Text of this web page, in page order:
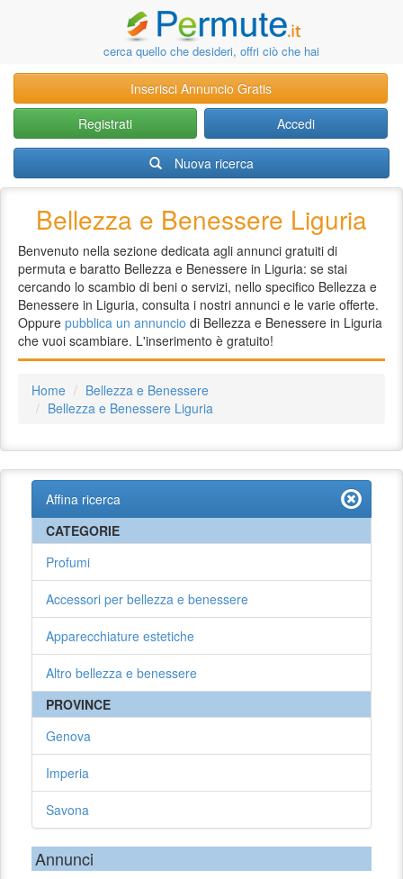
cerca quello che desideri, offri ciò che hai
Inserisci Annuncio Gratis
Registrati
Accedi
Nuova ricerca
Bellezza e Benessere Liguria
Benvenuto nella sezione dedicata agli annunci gratuiti di
permuta e baratto Bellezza e Benessere in Liguria: se stai
cercando lo scambio di beni o servizi, nello specifico Bellezza e
Benessere in Liguria, consulta i nostri annunci e le varie offerte.
Oppure pubblica un annuncio di Bellezza e Benessere in Liguria
che vuoi scambiare. L'inserimento è gratuito!
Home
Bellezza e Benessere
Bellezza e Benessere Liguria
Affina ricerca
CATEGORIE
Profumi
Accessori per bellezza e benessere
Apparecchiature estetiche
Altro bellezza e benessere
PROVINCE
Genova
Imperia
Savona
Annunci